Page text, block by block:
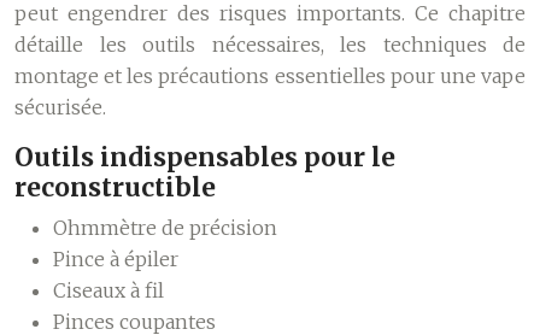
peut engendrer des risques importants. Ce chapitre
détaille les outils nécessaires, les techniques de
montage et les précautions essentielles pour une vape
sécurisée.
Outils indispensables pour le
reconstructible
Ohmmètre de précision
Pince à épiler
Ciseaux à fil
Pinces coupantes